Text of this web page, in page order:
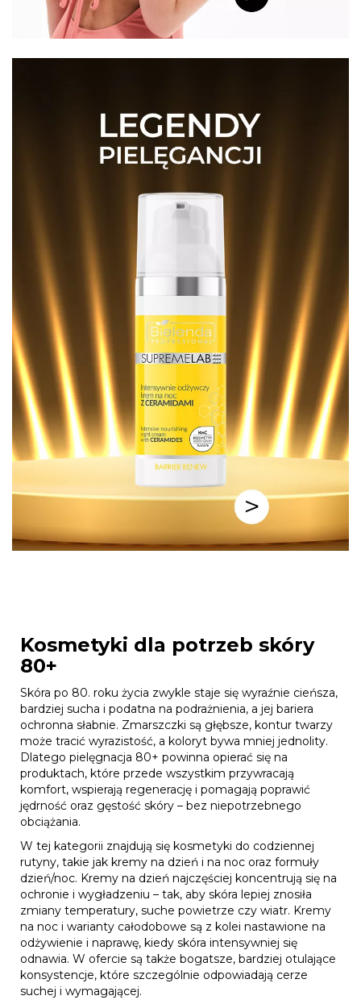
Kosmetyki dla potrzeb skóry
80+
Skóra po 80. roku życia zwykle staje się wyraźnie cieńsza,
bardziej sucha i podatna na podrażnienia, a jej bariera
ochronna słabnie. Zmarszczki są głębsze, kontur twarzy
może tracić wyrazistość, a koloryt bywa mniej jednolity.
Dlatego pielęgnacja 80+ powinna opierać się na
produktach, które przede wszystkim przywracają
komfort, wspierają regenerację i pomagają poprawić
jędrność oraz gęstość skóry – bez niepotrzebnego
obciążania.
W tej kategorii znajdują się kosmetyki do codziennej
rutyny, takie jak kremy na dzień i na noc oraz formuły
dzień/noc. Kremy na dzień najczęściej koncentrują się na
ochronie i wygładzeniu – tak, aby skóra lepiej znosiła
zmiany temperatury, suche powietrze czy wiatr. Kremy
na noc i warianty całodobowe są z kolei nastawione na
odżywienie i naprawę, kiedy skóra intensywniej się
odnawia. W ofercie są także bogatsze, bardziej otulające
konsystencje, które szczególnie odpowiadają cerze
suchej i wymagającej.